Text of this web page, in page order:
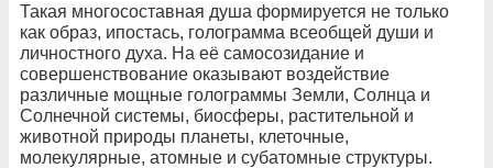
Такая многосоставная душа формируется не только
как образ, ипостась, голограмма всеобщей души и
личностного духа. На её самосозидание и
совершенствование оказывают воздействие
различные мощные голограммы Земли, Солнца и
Солнечной системы, биосферы, растительной и
животной природы планеты, клеточные,
молекулярные, атомные и субатомные структуры.